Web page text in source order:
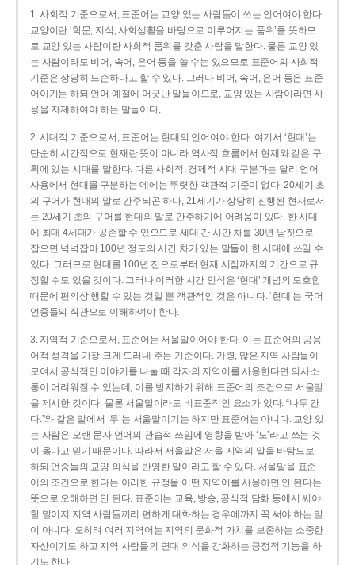
1. 사회적 기준으로서, 표준어는 교양 있는 사람들이 쓰는 언어여야 한다.
교양이란 ‘학문, 지식, 사회생활을 바탕으로 이루어지는 품위’를 뜻하므
로 교양 있는 사람이란 사회적 품위를 갖춘 사람을 말한다. 물론 교양 있
는 사람이라도 비어, 속어, 은어 등을 쓸 수는 있으므로 표준어의 사회적
기준은 상당히 느슨하다고 할 수 있다. 그러나 비어, 속어, 은어 등은 표준
어이기는 하되 언어 예절에 어긋난 말들이므로, 교양 있는 사람이라면 사
용을 자제하여야 하는 말들이다.
2. 시대적 기준으로서, 표준어는 현대의 언어여야 한다. 여기서 ‘현대’는
단순히 시간적으로 현재란 뜻이 아니라 역사적 흐름에서 현재와 같은 구
획에 있는 시대를 말한다. 다른 사회적, 경제적 시대 구분과는 달리 언어
사용에서 현대를 구분하는 데에는 뚜렷한 객관적 기준이 없다. 20세기 초
의 구어가 현대의 말로 간주되곤 하나, 21세기가 상당히 진행된 현재로서
는 20세기 초의 구어를 현대의 말로 간주하기에 어려움이 있다. 한 시대
에 최대 4세대가 공존할 수 있으므로 세대 간 시간 차를 30년 남짓으로
잡으면 넉넉잡아 100년 정도의 시간 차가 있는 말들이 한 시대에 쓰일 수
있다. 그러므로 현대를 100년 전으로부터 현재 시점까지의 기간으로 규
정할 수도 있을 것이다. 그러나 이러한 시간 인식은 ‘현대’ 개념의 모호함
때문에 편의상 행할 수 있는 것일 뿐 객관적인 것은 아니다. ‘현대’는 국어
언중들의 직관으로 이해하여야 한다.
3. 지역적 기준으로서, 표준어는 서울말이어야 한다. 이는 표준어의 공용
어적 성격을 가장 크게 드러내 주는 기준이다. 가령, 많은 지역 사람들이
모여서 공식적인 이야기를 나눌 때 각자의 지역어를 사용한다면 의사소
통이 어려워질 수 있는데, 이를 방지하기 위해 표준어의 조건으로 서울말
을 제시한 것이다. 물론 서울말이라도 비표준적인 요소가 있다. “나두 간
다.”와 같은 말에서 ‘두’는 서울말이기는 하지만 표준어는 아니다. 교양 있
는 사람은 오랜 문자 언어의 관습적 쓰임에 영향을 받아 ‘도’라고 쓰는 것
이 옳다고 믿기 때문이다. 따라서 서울말은 서울 지역의 말을 바탕으로
하되 언중들의 교양 의식을 반영한 말이라고 할 수 있다. 서울말을 표준
어의 조건으로 한다는 이러한 규정을 어떤 지역어를 사용하면 안 된다는
뜻으로 오해하면 안 된다. 표준어는 교육, 방송, 공식적 담화 등에서 써야
할 말이지 지역 사람들끼리 편하게 대화하는 경우에까지 꼭 써야 하는 말
이 아니다. 오히려 여러 지역어는 지역의 문화적 가치를 보존하는 소중한
자산이기도 하고 지역 사람들의 연대 의식을 강화하는 긍정적 기능을 하
기도 한다.